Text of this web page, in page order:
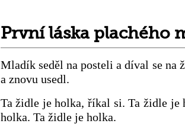
První láska plachého
Mladík seděl na posteli a díval se na
a znovu usedl.
Ta židle je holka, říkal si. Ta židle je
holka. Ta židle je holka.